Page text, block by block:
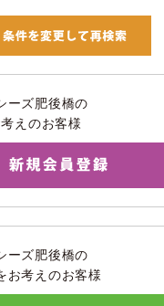
ーズ肥後橋の
えのお客様
ーズ肥後橋の
お考えのお客様